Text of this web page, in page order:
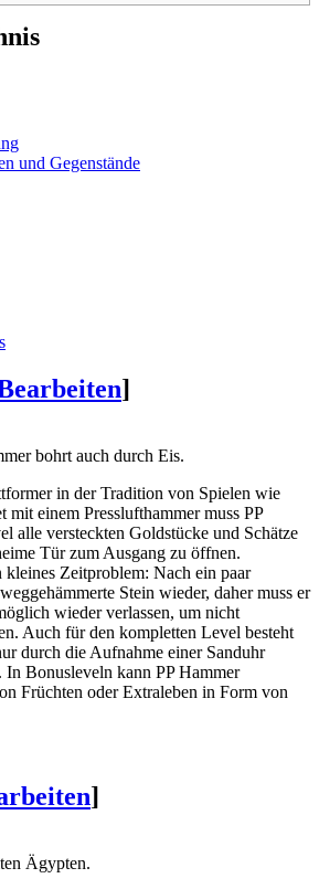
und Gegenstände
]
bohrt auch durch Eis.
in der Tradition von Spielen wie
mit einem Presslufthammer muss PP
alle versteckten Goldstücke und Schätze
Tür zum Ausgang zu öffnen.
Zeitproblem: Nach ein paar
Stein wieder, daher muss er
wieder verlassen, um nicht
Auch für den kompletten Level besteht
durch die Aufnahme einer Sanduhr
In Bonusleveln kann PP Hammer
Früchten oder Extraleben in Form von
]
Ägypten.